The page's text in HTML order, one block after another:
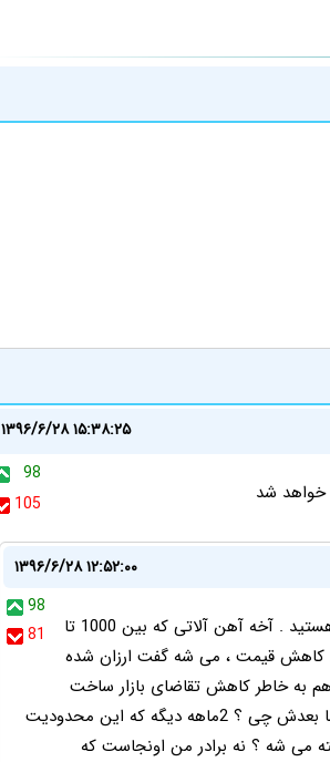
۱۳۹۶/۶/۲۸ ۱۵:۳۸:۲۵
98
105
خواهد شد
۱۳۹۶/۶/۲۸ ۱۲:۵۲:۰۰
98
81
بد نیست بدونید کسی که داره جوسازی می کنه امثال شماها هستید . آخه آهن آلاتی که بین 1000 تا
این یکماهه گران شده ، حالا با 20 تا 50 تومن کاهش قیمت ، می شه گفت ارزان شده
به خاطر کاهش تقاضای بازار ساخت
مسکن باشه ، گیریم که به خاطر محرم باز هم کاهشی باشه ، اما بعدش چی ؟ 2ماهه دیگه که این محدودیت
می شه ؟ نه برادر من اونجاست که